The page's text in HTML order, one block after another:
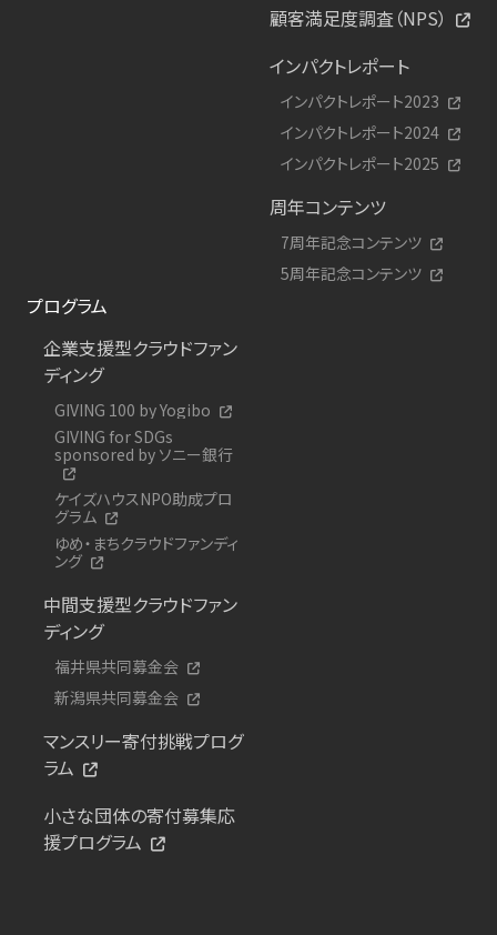
顧客満足度調査（NPS）
インパクトレポート
インパクトレポート2023
インパクトレポート2024
インパクトレポート2025
周年コンテンツ
7周年記念コンテンツ
5周年記念コンテンツ
プログラム
企業支援型クラウドファン
ディング
GIVING 100 by Yogibo
GIVING for SDGs
sponsored by ソニー銀行
ケイズハウスNPO助成プロ
グラム
ゆめ・まちクラウドファンディ
ング
中間支援型クラウドファン
ディング
福井県共同募金会
新潟県共同募金会
マンスリー寄付挑戦プログ
ラム
小さな団体の寄付募集応
援プログラム